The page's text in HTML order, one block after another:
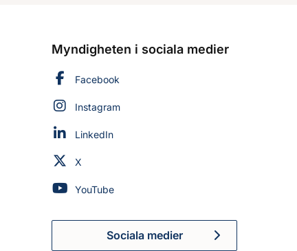
Myndigheten i sociala medier
Myndigheten för civilt försvar på
Facebook
Myndigheten för civilt försvar på
Instagram
Myndigheten för civilt försvar på
LinkedIn
Myndigheten för civilt försvar på
X
Myndigheten för civilt försvar på
YouTube
Myndigheten för civilt
Sociala medier